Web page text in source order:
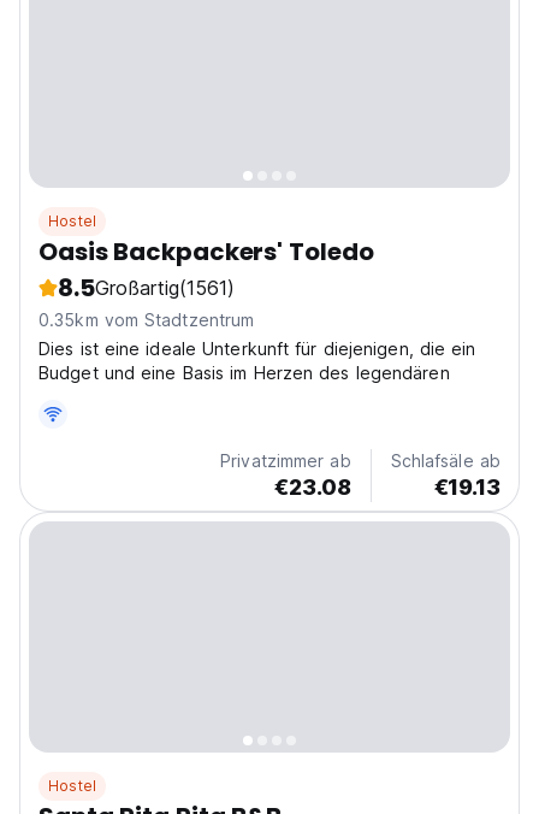
Hostel
Oasis Backpackers' Toledo
8.5Großartig(1561)
0.35km vom Stadtzentrum
Dies ist eine ideale Unterkunft für diejenigen, die ein
Budget und eine Basis im Herzen des legendären
Privatzimmer ab
€23.08
Schlafsäle ab
€19.13
Hostel